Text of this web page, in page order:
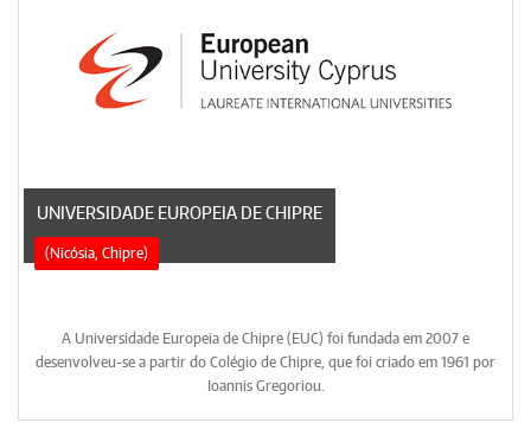
UNIVERSIDADE EUROPEIA DE CHIPRE
(Nicósia, Chipre)
A Universidade Europeia de Chipre (EUC) foi fundada em 2007 e
desenvolveu-se a partir do Colégio de Chipre, que foi criado em 1961 por
Ioannis Gregoriou.